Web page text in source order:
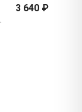
3 640 ₽